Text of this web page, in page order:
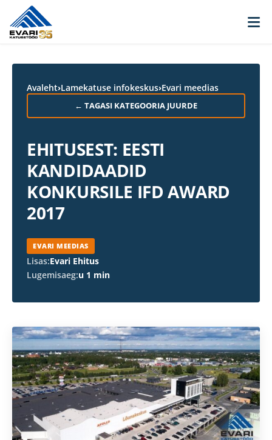
Skip to content
Avaleht›Lamekatuse infokeskus›Evari meedias
← TAGASI KATEGOORIA JUURDE
EHITUSEST: EESTI
KANDIDAADID
KONKURSILE IFD AWARD
2017
EVARI MEEDIAS
Lisas:Evari Ehitus
Lugemisaeg:u 1 min